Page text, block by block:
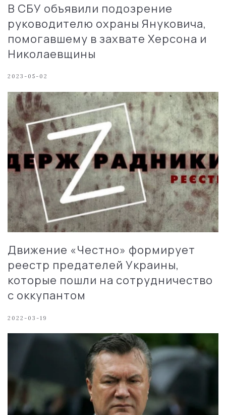
В СБУ объявили подозрение
руководителю охраны Януковича,
помогавшему в захвате Херсона и
Николаевщины
2023-05-02
Движение «Честно» формирует
реестр предателей Украины,
которые пошли на сотрудничество
с оккупантом
2022-03-19